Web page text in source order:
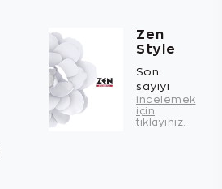
Zen
Style
Son
sayıyı
incelemek
için
tıklayınız.